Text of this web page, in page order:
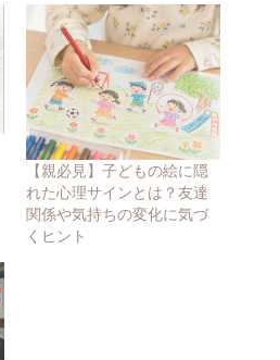
【親必見】子どもの絵に隠
れた心理サインとは？友達
関係や気持ちの変化に気づ
くヒント